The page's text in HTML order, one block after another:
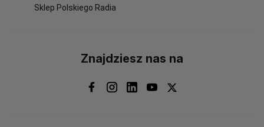
Sklep Polskiego Radia
Znajdziesz nas na